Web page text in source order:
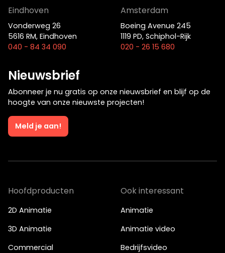
Je kunt ook bellen of mailen
info@bigfish.nl 040 - 84 34 090
Eindhoven
Vonderweg 26
5616 RM, Eindhoven
040 - 84 34 090
Amsterdam
Boeing Avenue 245
Eindhoven
Vonderweg 26
5616 RM, Eindhoven
040 - 84 34 090
Amsterdam
Boeing Avenue 245
1119 PD, Schiphol-Rijk
020 - 26 15 680
Nieuwsbrief
Abonneer je nu gratis op onze nieuwsbrief en blijf op de
hoogte van onze nieuwste projecten!
Meld je aan!
Hoofdproducten
2D Animatie
3D Animatie
Commercial
Ook interessant
Animatie
Animatie video
Bedrijfsvideo